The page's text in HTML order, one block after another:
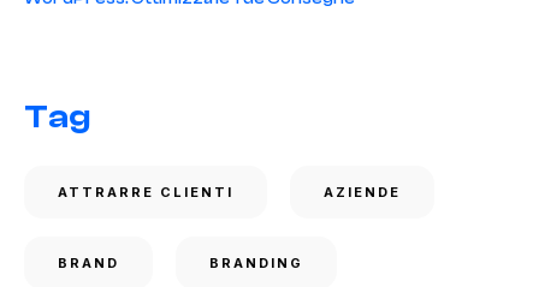
Tag
ATTRARRE CLIENTI AZIENDE
BRAND BRANDING